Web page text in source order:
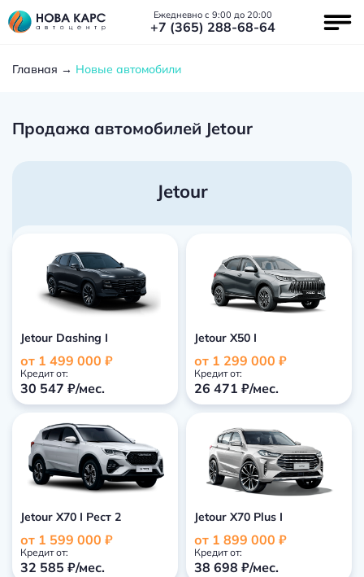
Ежедневно с 9:00 до 20:00
+7 (365) 288-68-64
Главная Новые автомобили
Продажа автомобилей Jetour
Jetour
Jetour Dashing I
от 1 499 000 ₽
Кредит от:
30 547 ₽/мес.
Jetour X50 I
от 1 299 000 ₽
Кредит от:
26 471 ₽/мес.
Jetour X70 I Рест 2
от 1 599 000 ₽
Кредит от:
32 585 ₽/мес.
Jetour X70 Plus I
от 1 899 000 ₽
Кредит от:
38 698 ₽/мес.